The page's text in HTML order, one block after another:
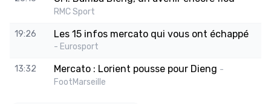
RMC Sport
19:26 Les 15 infos mercato qui vous ont échappé
- Eurosport
13:32 Mercato : Lorient pousse pour Dieng -
FootMarseille